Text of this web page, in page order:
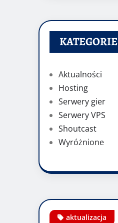
KATEGORIE
Aktualności
Hosting
Serwery gier
Serwery VPS
Shoutcast
Wyróżnione
aktualizacja